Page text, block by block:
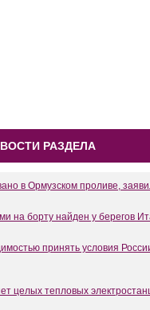
РАЗДЕЛА
в Ормузском проливе,
на борту найден у берегов
принять условия
целых тепловых